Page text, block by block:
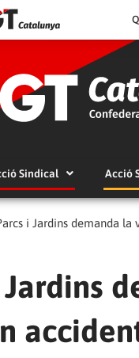
Sindical Acció
i Jardins demanda
Jardins